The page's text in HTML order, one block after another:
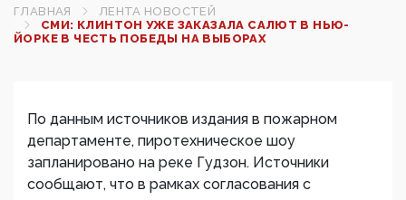
ГЛАВНАЯ
ЛЕНТА НОВОСТЕЙ
СМИ: КЛИНТОН УЖЕ ЗАКАЗАЛА САЛЮТ В НЬЮ-
ЙОРКЕ В ЧЕСТЬ ПОБЕДЫ НА ВЫБОРАХ
По данным источников издания в пожарном
департаменте, пиротехническое шоу
запланировано на реке Гудзон. Источники
сообщают, что в рамках согласования с